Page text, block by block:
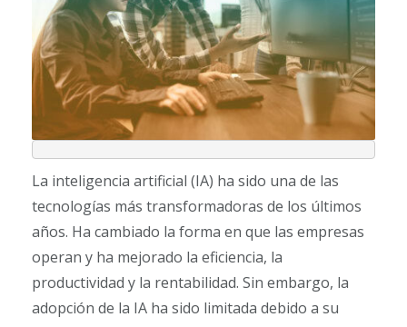
La inteligencia artificial (IA) ha sido una de las
tecnologías más transformadoras de los últimos
años. Ha cambiado la forma en que las empresas
operan y ha mejorado la eficiencia, la
productividad y la rentabilidad. Sin embargo, la
adopción de la IA ha sido limitada debido a su